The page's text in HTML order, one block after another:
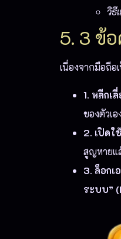
วิธี
5. 3 ข้
เนื่องจากมือถื
1. หลีกเ
ของตัวเ
2. เปิด
สูญหายแ
3. ล็อกเ
ระบบ”